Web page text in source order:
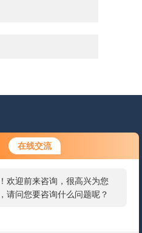
在线交流
欢迎前来咨询，很高兴为您
请问您要咨询什么问题呢？
众号了解更多信息